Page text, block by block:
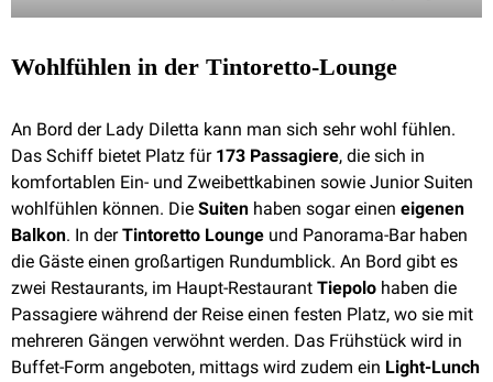
Wohlfühlen in der Tintoretto-Lounge
An Bord der Lady Diletta kann man sich sehr wohl fühlen.
Das Schiff bietet Platz für 173 Passagiere, die sich in
komfortablen Ein- und Zweibettkabinen sowie Junior Suiten
wohlfühlen können. Die Suiten haben sogar einen eigenen
Balkon. In derTintoretto Lounge und Panorama-Bar haben
die Gäste einen großartigen Rundumblick. An Bord gibt es
zwei Restaurants, im Haupt-Restaurant Tiepolo haben die
Passagiere während der Reise einen festen Platz, wo sie mit
mehreren Gängen verwöhnt werden. Das Frühstück wird in
Buffet-Form angeboten, mittags wird zudem ein Light-Lunch